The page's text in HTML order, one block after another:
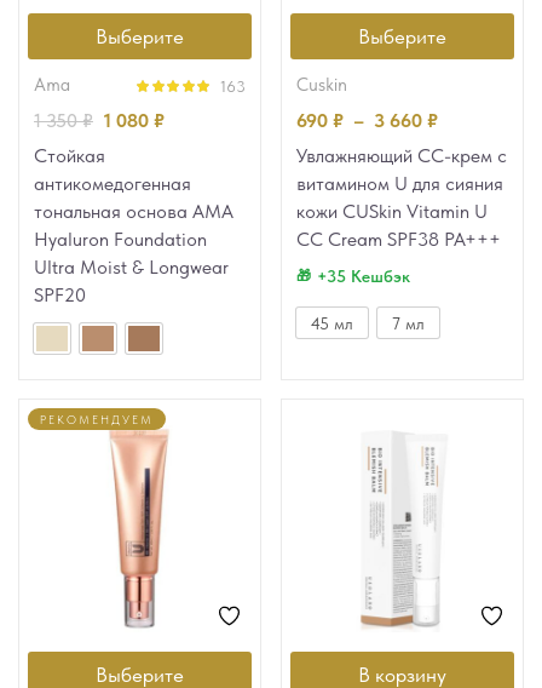
Выберите
ama
из 5
163
1 350₽ 1 080 ₽
Стойкая
антикомедогенная
тональная основа AMA
Hyaluron Foundation
Ultra Moist & Longwear
SPF20
Выберите
cuskin
690 ₽ – 3 660 ₽
Увлажняющий CC-крем с
витамином U для сияния
кожи CUSkin Vitamin U
CC Cream SPF38 PA+++
+35 Кешбэк
45 мл 7 мл
Выберите
РЕКОМЕНДУЕМ
В корзину